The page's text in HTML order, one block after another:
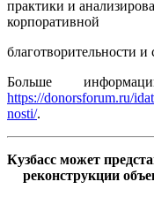
практики и
корпоративной
благотворительности
Больше
https://donorsforum.ru/
nosti/.
Кузбасс может
реконструкции